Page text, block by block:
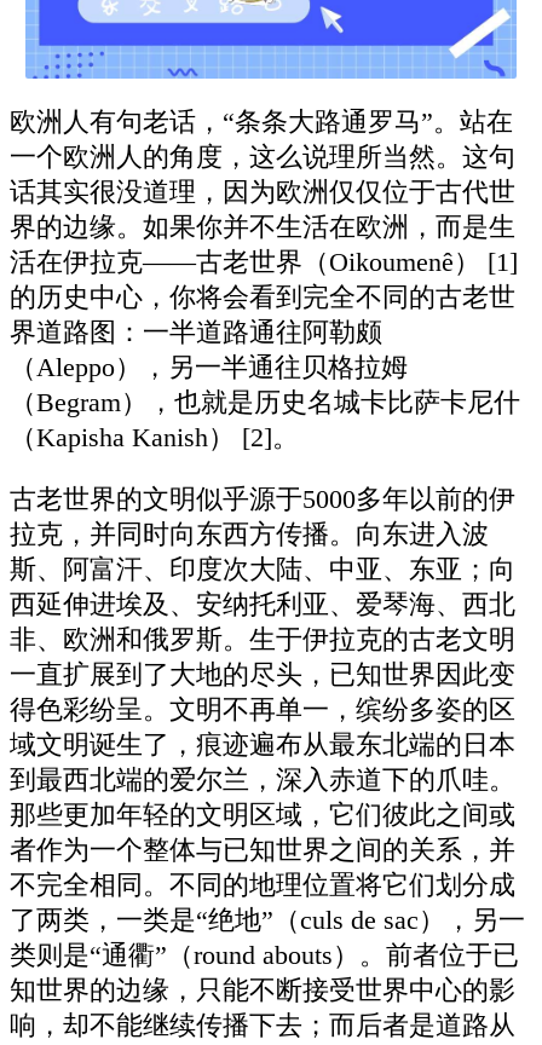
欧洲人有句老话，“条条大路通罗马”。站在
一个欧洲人的角度，这么说理所当然。这句
话其实很没道理，因为欧洲仅仅位于古代世
界的边缘。如果你并不生活在欧洲，而是生
活在伊拉克——古老世界（Oikoumenê） [1]
的历史中心，你将会看到完全不同的古老世
界道路图：一半道路通往阿勒颇
（Aleppo），另一半通往贝格拉姆
（Begram），也就是历史名城卡比萨卡尼什
（Kapisha Kanish） [2]。
古老世界的文明似乎源于5000多年以前的伊
拉克，并同时向东西方传播。向东进入波
斯、阿富汗、印度次大陆、中亚、东亚；向
西延伸进埃及、安纳托利亚、爱琴海、西北
非、欧洲和俄罗斯。生于伊拉克的古老文明
一直扩展到了大地的尽头，已知世界因此变
得色彩纷呈。文明不再单一，缤纷多姿的区
域文明诞生了，痕迹遍布从最东北端的日本
到最西北端的爱尔兰，深入赤道下的爪哇。
那些更加年轻的文明区域，它们彼此之间或
者作为一个整体与已知世界之间的关系，并
不完全相同。不同的地理位置将它们划分成
了两类，一类是“绝地”（culs de sac），另一
类则是“通衢”（round abouts）。前者位于已
知世界的边缘，只能不断接受世界中心的影
响，却不能继续传播下去；而后者是道路从